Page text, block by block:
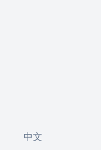
中文